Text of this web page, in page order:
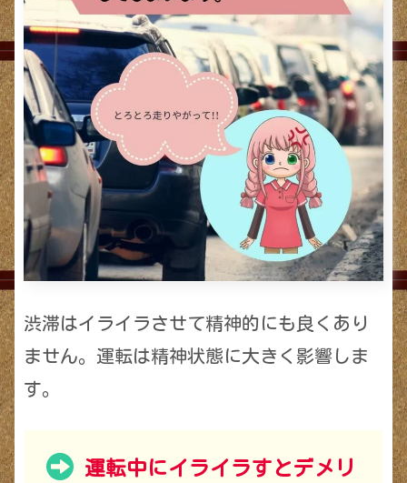
渋滞はイライラさせて精神的にも良くあり
ません。運転は精神状態に大きく影響しま
す。
運転中にイライラすとデメリ